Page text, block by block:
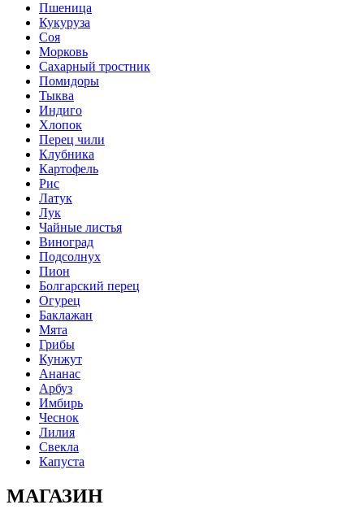
Пшеница
Кукуруза
Соя
Морковь
Сахарный тростник
Помидоры
Тыква
Индиго
Хлопок
Перец чили
Клубника
Картофель
Рис
Латук
Лук
Чайные листья
Виноград
Подсолнух
Пион
Болгарский перец
Огурец
Баклажан
Мята
Грибы
Кунжут
Ананас
Арбуз
Имбирь
Чеснок
Лилия
Свекла
Капуста
МАГАЗИН